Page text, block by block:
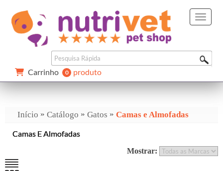
Carrinho 0 produto
Início » Catálogo » Gatos » Camas e Almofadas
Camas E Almofadas
Mostrar: